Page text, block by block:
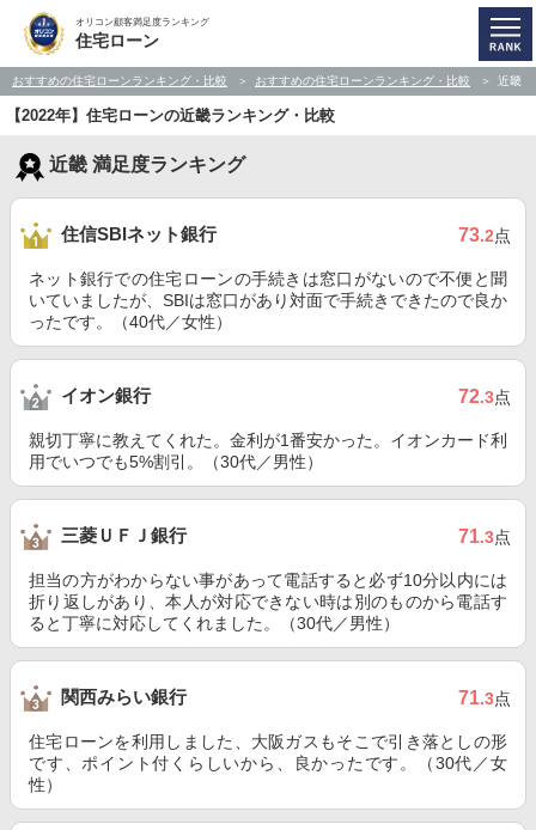
オリコン顧客満足度ランキング
住宅ローン
おすすめの住宅ローンランキング・比較 おすすめの住宅ローンランキング・比較 近畿
【2022年】住宅ローンの近畿ランキング・比較
近畿 満足度ランキング
住信SBIネット銀行 73.2点
ネット銀行での住宅ローンの手続きは窓口がないので不便と聞
いていましたが、SBIは窓口があり対面で手続きできたので良か
ったです。（40代／女性）
イオン銀行 72.3点
親切丁寧に教えてくれた。金利が1番安かった。イオンカード利
用でいつでも5%割引。（30代／男性）
三菱ＵＦＪ銀行 71.3点
担当の方がわからない事があって電話すると必ず10分以内には
折り返しがあり、本人が対応できない時は別のものから電話す
ると丁寧に対応してくれました。（30代／男性）
関西みらい銀行 71.3点
住宅ローンを利用しました、大阪ガスもそこで引き落としの形
です、ポイント付くらしいから、良かったです。（30代／女
性）